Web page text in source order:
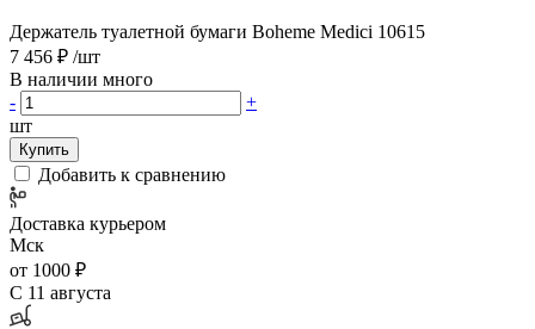
Держатель туалетной бумаги Boheme Medici 10615
7 456 ₽ /шт
В наличии много
-
+
шт
Купить
Добавить к сравнению
Доставка курьером
Мск
от 1000 ₽
С 11 августа